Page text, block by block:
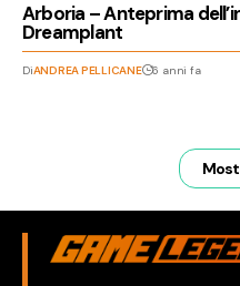
Arboria – Anteprima
Dreamplant
DiANDREA PELLICANE 6 anni fa